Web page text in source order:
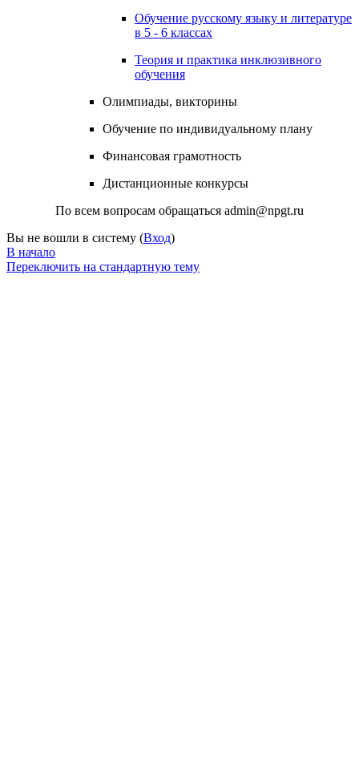
Обучение русскому языку и литературе
в 5 - 6 классах
Теория и практика инклюзивного
обучения
Олимпиады, викторины
Обучение по индивидуальному плану
Финансовая грамотность
Дистанционные конкурсы
По всем вопросам обращаться admin@npgt.ru
Вы не вошли в систему (Вход)
В начало
Переключить на стандартную тему